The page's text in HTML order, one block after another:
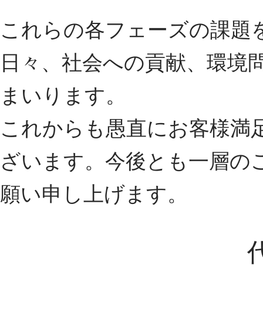
これらの各フェーズの課題
日々、社会への貢献、環境
まいります。
これからも愚直にお客様満
ざいます。今後とも一層の
願い申し上げます。